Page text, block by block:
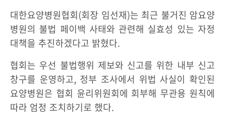
대한요양병원협회(회장 임선재)는 최근 불거진 암요양
병원의 불법 페이백 사태와 관련해 실효성 있는 자정
대책을 추진하겠다고 밝혔다.
협회는 우선 불법행위 제보와 신고를 위한 내부 신고
창구를 운영하고, 정부 조사에서 위법 사실이 확인된
요양병원은 협회 윤리위원회에 회부해 무관용 원칙에
따라 엄정 조치하기로 했다.